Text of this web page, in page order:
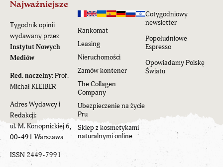
Najważniejsze
Tygodnik opinii
wydawany przez
Instytut Nowych
Mediów
Red. naczelny:Prof.
Michał KLEIBER
Adres Wydawcy i
Redakcji:
ul. M. Konopnickiej 6,
00-491 Warszawa
ISSN 2449-7991
Rankomat
Leasing
Nieruchomości
Zamów kontener
The Collagen
Company
Ubezpieczenie na życie
Pru
Sklep z kosmetykami
naturalnymi online
Cotygodniowy
newsletter
Popołudniowe
Espresso
Opowiadamy Polskę
Światu